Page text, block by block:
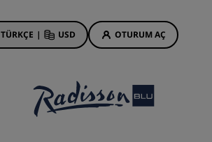
TÜRKÇE | USD OTURUM AÇ
Otel Fırsatları